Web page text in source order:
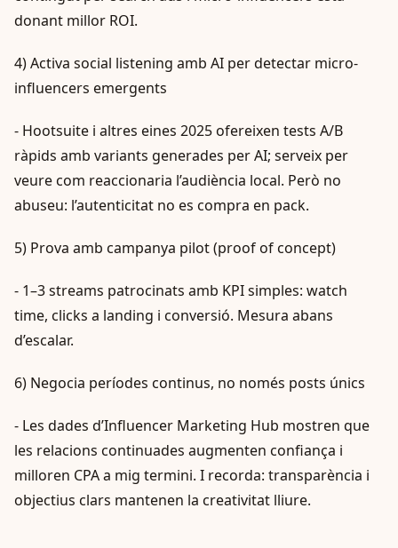
donant millor ROI.
4) Activa social listening amb AI per detectar micro-
influencers emergents
- Hootsuite i altres eines 2025 ofereixen tests A/B
ràpids amb variants generades per AI; serveix per
veure com reaccionaria l’audiència local. Però no
abuseu: l’autenticitat no es compra en pack.
5) Prova amb campanya pilot (proof of concept)
- 1–3 streams patrocinats amb KPI simples: watch
time, clicks a landing i conversió. Mesura abans
d’escalar.
6) Negocia períodes continus, no només posts únics
- Les dades d’Influencer Marketing Hub mostren que
les relacions continuades augmenten confiança i
milloren CPA a mig termini. I recorda: transparència i
objectius clars mantenen la creativitat lliure.